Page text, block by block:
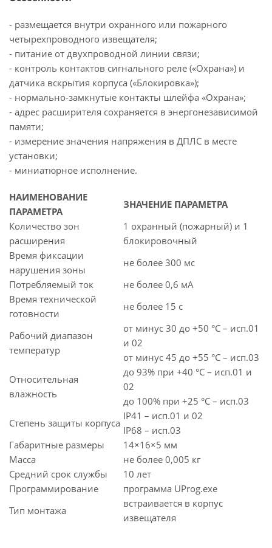
- размещается внутри охранного или пожарного
четырехпроводного извещателя;
- питание от двухпроводной линии связи;
- контроль контактов сигнального реле («Охрана») и
датчика вскрытия корпуса («Блокировка»);
- нормально-замкнутые контакты шлейфа «Охрана»;
- адрес расширителя сохраняется в энергонезависимой
памяти;
- измерение значения напряжения в ДПЛС в месте
установки;
- миниатюрное исполнение.
НАИМЕНОВАНИЕ
ПАРАМЕТРА
ЗНАЧЕНИЕ ПАРАМЕТРА
Количество зон
расширения
1 охранный (пожарный) и 1
блокировочный
Время фиксации
нарушения зоны
не более 300 мс
Потребляемый ток
не более 0,6 мА
Время технической
готовности
не более 15 с
Рабочий диапазон
температур
от минус 30 до +50 °C – исп.01
и 02
от минус 45 до +55 °C – исп.03
Относительная
влажность
до 93% при +40 °C – исп.01 и
02
до 100% при +25 °C – исп.03
Степень защиты корпуса
IР41 – исп.01 и 02
IР68 – исп.03
Габаритные размеры
14×16×5 мм
Масса
не более 0,005 кг
Средний срок службы
10 лет
Программирование
программа UProg.exe
Тип монтажа
встраивается в корпус
извещателя